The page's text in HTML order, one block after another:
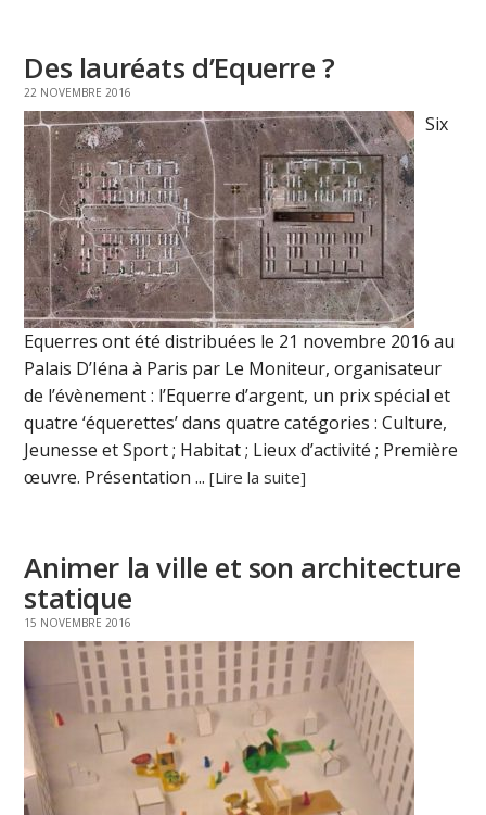
Des lauréats d’Equerre ?
22 NOVEMBRE 2016
Six
Equerres ont été distribuées le 21 novembre 2016 au
Palais D’Iéna à Paris par Le Moniteur, organisateur
de l’évènement : l’Equerre d’argent, un prix spécial et
quatre ‘équerettes’ dans quatre catégories : Culture,
Jeunesse et Sport ; Habitat ; Lieux d’activité ; Première
œuvre. Présentation ...[Lire la suite]
Animer la ville et son architecture
statique
15 NOVEMBRE 2016